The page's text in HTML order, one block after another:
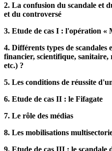
2. La confusion du scandale et
et du controversé
3. Etude de cas I : l'opération «
4. Différents types de scandales
financier, scientifique, sanitaire,
etc.) ?
5. Les conditions de réussite
6. Etude de cas II : le Fifagate
7. Le rôle des médias
8. Les mobilisations
9. Etude de cas III : le scandale